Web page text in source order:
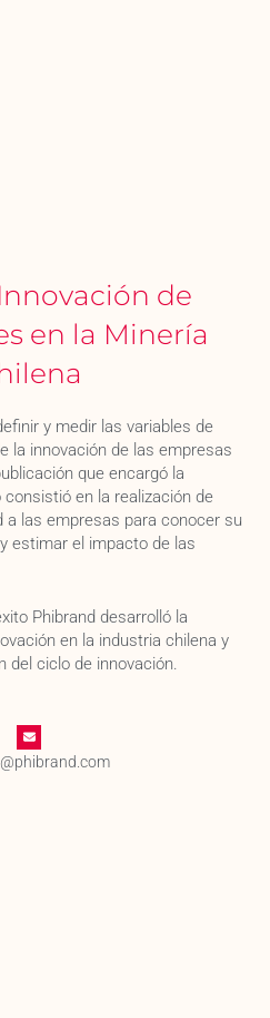
de
en la Minería
y medir las variables de
la innovación de las empresas
que encargó la
consistió en la realización de
las empresas para conocer su
estimar el impacto de las
Phibrand desarrolló la
en la industria chilena y
del ciclo de innovación.